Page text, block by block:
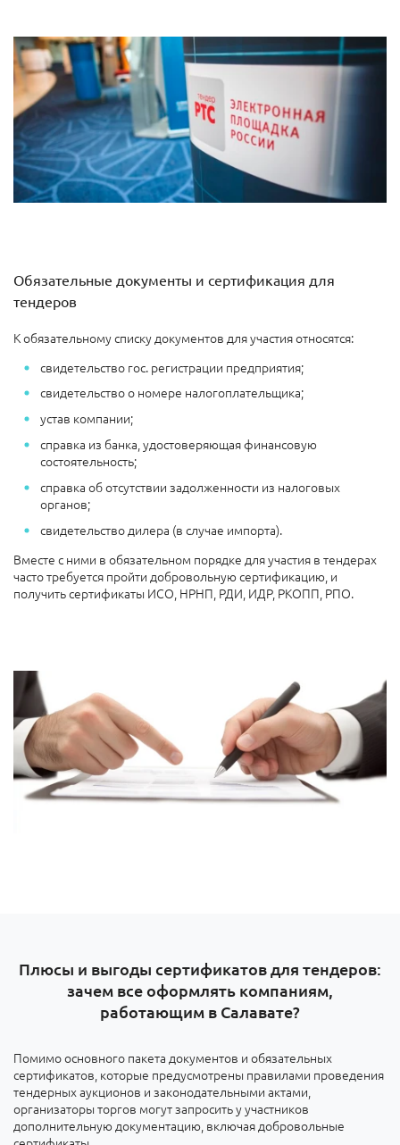
Обязательные документы и сертификация для
тендеров
К обязательному списку документов для участия относятся:
свидетельство гос. регистрации предприятия;
свидетельство о номере налогоплательщика;
устав компании;
справка из банка, удостоверяющая финансовую
состоятельность;
справка об отсутствии задолженности из налоговых
органов;
свидетельство дилера (в случае импорта).
Вместе с ними в обязательном порядке для участия в тендерах
часто требуется пройти добровольную сертификацию, и
получить сертификаты ИСО, НРНП, РДИ, ИДР, РКОПП, РПО.
Плюсы и выгоды сертификатов для тендеров:
зачем все оформлять компаниям,
работающим в Салавате?
Помимо основного пакета документов и обязательных
сертификатов, которые предусмотрены правилами проведения
тендерных аукционов и законодательными актами,
организаторы торгов могут запросить у участников
дополнительную документацию, включая добровольные